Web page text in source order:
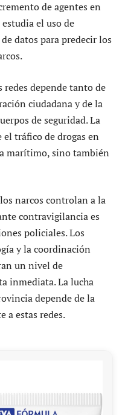
de agentes en
el uso de
datos para predecir los
depende tanto de
ciudadana y de la
de seguridad. La
tráfico de drogas en
marítimo, sino también
narcos controlan a la
contravigilancia es
policiales. Los
y la coordinación
un nivel de
inmediata. La lucha
depende de la
a estas redes.